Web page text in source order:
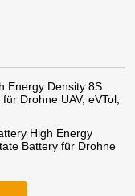
Energy Density 8S
Drohne UAV, eVTol,
High Energy
Battery für Drohne